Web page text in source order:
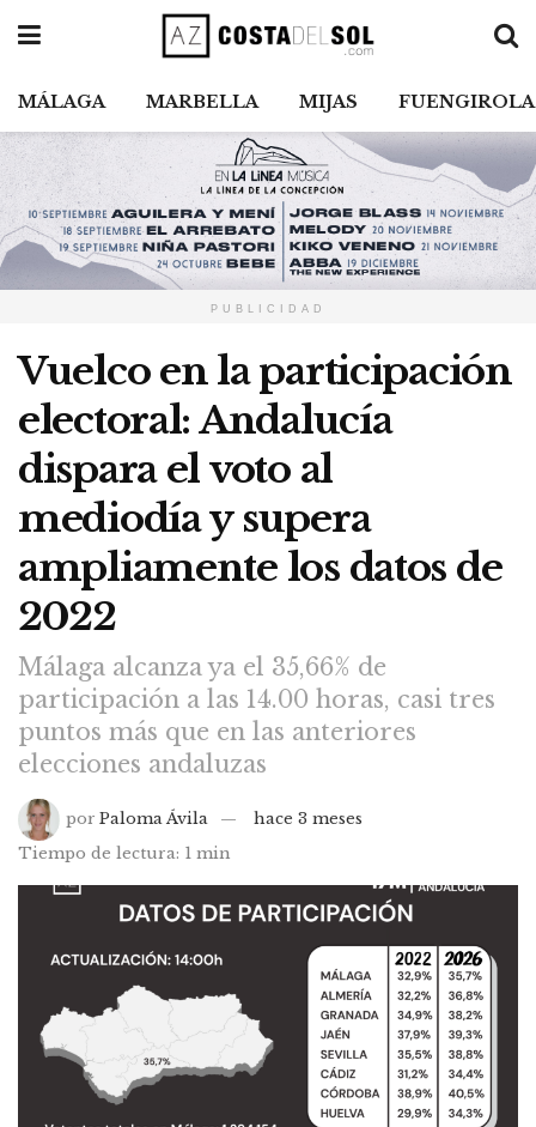
MÁLAGA MARBELLA MIJAS FUENGIROLA
PUBLICIDAD
Vuelco en la participación
electoral: Andalucía
dispara el voto al
mediodía y supera
ampliamente los datos de
2022
Málaga alcanza ya el 35,66% de
participación a las 14.00 horas, casi tres
puntos más que en las anteriores
elecciones andaluzas
por Paloma Ávila
hace 3 meses
Tiempo de lectura: 1 min